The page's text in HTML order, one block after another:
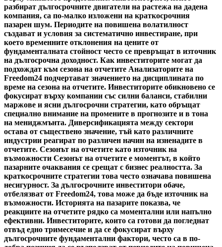
разбират дългосрочните двигатели на растежа на дадена
компания, са по-малко изложени на краткосрочния
пазарен шум. Периодите на повишена волатилност
създават и условия за систематично инвестиране, при
което временните отклонения на цените от
фундаменталната стойност често се превръщат в източник
на дългосрочна доходност. Как инвеститорите могат да
подхождат към сезона на отчетите Анализаторите на
Freedom24 подчертават значението на дисциплината по
време на сезона на отчетите. Инвеститорите обикновено се
фокусират върху компании със силни баланси, стабилни
маржове и ясни дългосрочни стратегии, като обръщат
специално внимание на промените в прогнозите и в тона
на мениджмънта. Диверсификацията между сектори
остава от съществено значение, тъй като различните
индустрии реагират по различен начин на изненадите в
отчетите. Сезонът на отчетите като източник на
възможности Сезонът на отчетите е моментът, в който
пазарните очаквания се срещат с бизнес реалността. За
краткосрочните стратегии това често означава повишена
несигурност. За дългосрочните инвеститори обаче,
отбелязват от Freedom24, това може да бъде източник на
възможности. Историята на пазарите показва, че
реакциите на отчетите рядко са моментални или напълно
ефективни. Инвеститорите, които са готови да погледнат
отвъд едно тримесечие и да се фокусират върху
дългосрочните фундаментални фактори, често са в по-